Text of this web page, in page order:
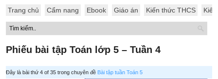
Trang chủ Cẩm nang Ebook Giáo án Kiến thức THCS
Phiếu bài tập Toán lớp 5 – Tuần 4
Đây là bài thứ 4 of 35 trong chuyên đề Bài tập tuần Toán 5